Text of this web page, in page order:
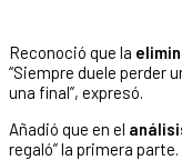
Reconoció que la
“Siempre duele perder
una final”, expresó.
Añadió que en el
regaló” la primera parte.